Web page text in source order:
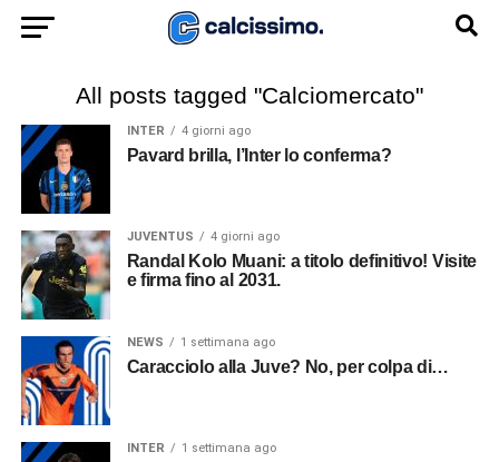
All posts tagged "Calciomercato"
INTER 4 giorni ago
Pavard brilla, l’Inter lo conferma?
JUVENTUS 4 giorni ago
Randal Kolo Muani: a titolo definitivo! Visite
e firma fino al 2031.
NEWS 1 settimana ago
Caracciolo alla Juve? No, per colpa di…
INTER 1 settimana ago